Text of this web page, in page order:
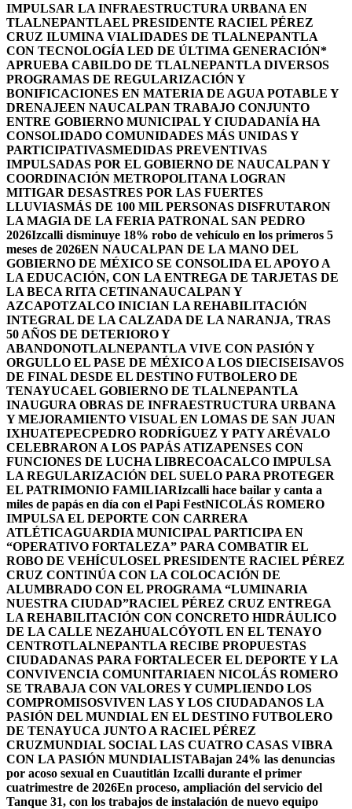
IMPULSAR LA INFRAESTRUCTURA URBANA EN
TLALNEPANTLAEL PRESIDENTE RACIEL PÉREZ
CRUZ ILUMINA VIALIDADES DE TLALNEPANTLA
CON TECNOLOGÍA LED DE ÚLTIMA GENERACIÓN*
APRUEBA CABILDO DE TLALNEPANTLA DIVERSOS
PROGRAMAS DE REGULARIZACIÓN Y
BONIFICACIONES EN MATERIA DE AGUA POTABLE Y
DRENAJEEN NAUCALPAN TRABAJO CONJUNTO
ENTRE GOBIERNO MUNICIPAL Y CIUDADANÍA HA
CONSOLIDADO COMUNIDADES MÁS UNIDAS Y
PARTICIPATIVASMEDIDAS PREVENTIVAS
IMPULSADAS POR EL GOBIERNO DE NAUCALPAN Y
COORDINACIÓN METROPOLITANA LOGRAN
MITIGAR DESASTRES POR LAS FUERTES
LLUVIASMÁS DE 100 MIL PERSONAS DISFRUTARON
LA MAGIA DE LA FERIA PATRONAL SAN PEDRO
2026Izcalli disminuye 18% robo de vehículo en los primeros 5
meses de 2026EN NAUCALPAN DE LA MANO DEL
GOBIERNO DE MÉXICO SE CONSOLIDA EL APOYO A
LA EDUCACIÓN, CON LA ENTREGA DE TARJETAS DE
LA BECA RITA CETINANAUCALPAN Y
AZCAPOTZALCO INICIAN LA REHABILITACIÓN
INTEGRAL DE LA CALZADA DE LA NARANJA, TRAS
50 AÑOS DE DETERIORO Y
ABANDONOTLALNEPANTLA VIVE CON PASIÓN Y
ORGULLO EL PASE DE MÉXICO A LOS DIECISEISAVOS
DE FINAL DESDE EL DESTINO FUTBOLERO DE
TENAYUCAEL GOBIERNO DE TLALNEPANTLA
INAUGURA OBRAS DE INFRAESTRUCTURA URBANA
Y MEJORAMIENTO VISUAL EN LOMAS DE SAN JUAN
IXHUATEPECPEDRO RODRÍGUEZ Y PATY ARÉVALO
CELEBRARON A LOS PAPÁS ATIZAPENSES CON
FUNCIONES DE LUCHA LIBRECOACALCO IMPULSA
LA REGULARIZACIÓN DEL SUELO PARA PROTEGER
EL PATRIMONIO FAMILIARIzcalli hace bailar y canta a
miles de papás en día con el Papi FestNICOLÁS ROMERO
IMPULSA EL DEPORTE CON CARRERA
ATLÉTICAGUARDIA MUNICIPAL PARTICIPA EN
“OPERATIVO FORTALEZA” PARA COMBATIR EL
ROBO DE VEHÍCULOSEL PRESIDENTE RACIEL PÉREZ
CRUZ CONTINÚA CON LA COLOCACIÓN DE
ALUMBRADO CON EL PROGRAMA “LUMINARIA
NUESTRA CIUDAD”RACIEL PÉREZ CRUZ ENTREGA
LA REHABILITACIÓN CON CONCRETO HIDRÁULICO
DE LA CALLE NEZAHUALCÓYOTL EN EL TENAYO
CENTROTLALNEPANTLA RECIBE PROPUESTAS
CIUDADANAS PARA FORTALECER EL DEPORTE Y LA
CONVIVENCIA COMUNITARIAEN NICOLÁS ROMERO
SE TRABAJA CON VALORES Y CUMPLIENDO LOS
COMPROMISOSVIVEN LAS Y LOS CIUDADANOS LA
PASIÓN DEL MUNDIAL EN EL DESTINO FUTBOLERO
DE TENAYUCA JUNTO A RACIEL PÉREZ
CRUZMUNDIAL SOCIAL LAS CUATRO CASAS VIBRA
CON LA PASIÓN MUNDIALISTABajan 24% las denuncias
por acoso sexual en Cuautitlán Izcalli durante el primer
cuatrimestre de 2026En proceso, ampliación del servicio del
Tanque 31, con los trabajos de instalación de nuevo equipo